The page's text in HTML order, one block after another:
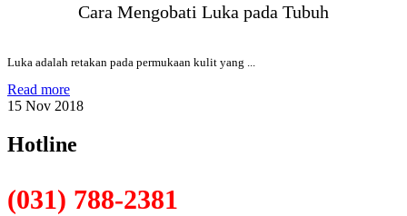
Cara Mengobati Luka pada Tubuh
Luka adalah retakan pada permukaan kulit yang ...
Read more
15 Nov 2018
Hotline
(031) 788-2381